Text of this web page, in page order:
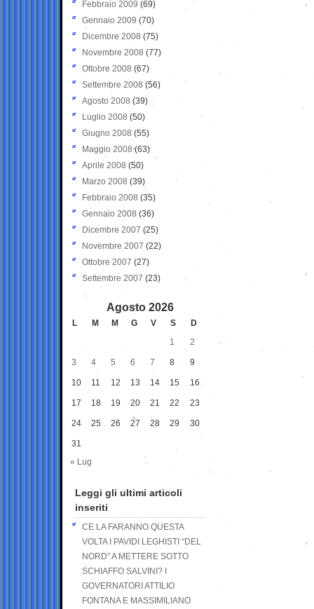
Febbraio 2009 (69)
Gennaio 2009 (70)
Dicembre 2008 (75)
Novembre 2008 (77)
Ottobre 2008 (67)
Settembre 2008 (56)
Agosto 2008 (39)
Luglio 2008 (50)
Giugno 2008 (55)
Maggio 2008(63)
Aprile 2008 (50)
Marzo 2008 (39)
Febbraio 2008 (35)
Gennaio 2008 (36)
Dicembre 2007 (25)
Novembre 2007 (22)
Ottobre 2007 (27)
Settembre 2007 (23)
Agosto 2026
L M M G V S
D
1
2
3 4 5 6 7 8 9
10 11 12 13 14 15 16
17 18 19 20 21 22 23
24 25 26 27 28 29 30
31
« Lug
Leggi gli ultimi articoli
inseriti
CE LA FARANNO QUESTA
VOLTA I PAVIDI LEGHISTI “DEL
NORD” A METTERE SOTTO
SCHIAFFO SALVINI? I
GOVERNATORI ATTILIO
FONTANA E MASSIMILIANO